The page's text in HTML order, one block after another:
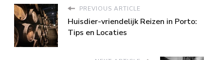
PREVIOUS ARTICLE
Huisdier-vriendelijk Reizen in Porto:
Tips en Locaties